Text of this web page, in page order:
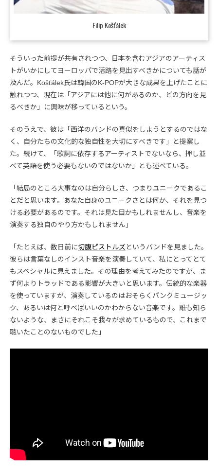
Filip Košťálek
そういった前提が共有されつつ、日本を含むアジアのアーティス
トがいかにしてヨーロッパで活路を見出すべきかについても話が
及んだ。Košťálek氏は韓国のK-POPが大きな成果を上げたことに
触れつつ、現在は「アジアには他に何があるのか、どの方向を見
るべきか」に興味が移っているという。
そのうえで、彼は「西洋のバンドの真似をしようとするのではな
く、自分たちの文化的な独自性を大切にすべきです」と提案し
た。続けて、「歌詞に依存するアーティストでないなら、押し並
べて英語を使う必要もないのではないか」とも述べている。
「結局のところ大事なのは自分らしさ、つまりユニークであるこ
とだと思います。あなた自身のユニークさとは何か、それを見つ
ける必要があるのです。それは見た目かもしれませんし、音楽を
演奏する独自のやり方かもしれません」
「たとえば、数日前に切腹ピストルズというバンドを見ました。
彼らは言葉なしのインスト音楽を演奏していて、私にとってとて
もスペシャルに見えました。その理由を考えてみたのですが、ま
ず何よりトラッドである影響が大きいと思います。伝統的な楽器
を使っていますが、演奏しているのはおそらくパンクミュージッ
ク、あるいは何と呼べばいいのかわからない音楽です。誰も知ら
ないような、まさにそれこそ我々が求めているもので、これまで
聴いたことのないものでした」